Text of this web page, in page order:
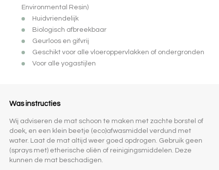
Environmental Resin)
Huidvriendelijk
Biologisch afbreekbaar
Geurloos en gifvrij
Geschikt voor alle vloeroppervlakken of ondergronden
Voor alle yogastijlen
Was instructies
Wij adviseren de mat schoon te maken met zachte borstel of
doek, en een klein beetje (eco)afwasmiddel verdund met
water. Laat de mat altijd weer goed opdrogen. Gebruik geen
(sprays met) etherische oliën of reinigingsmiddelen. Deze
kunnen de mat beschadigen.